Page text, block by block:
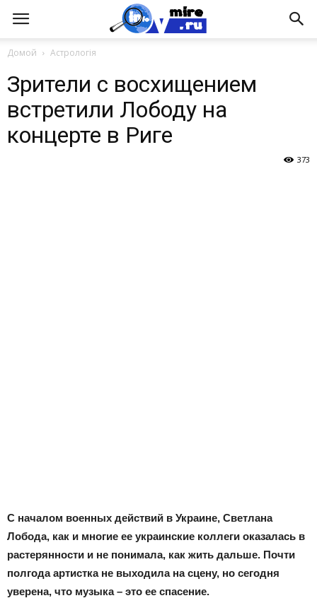
Домой Астрологія
Зрители с восхищением
встретили Лободу на
концерте в Риге
373
С началом военных действий в Украине, Светлана
Лобода, как и многие ее украинские коллеги оказалась в
растерянности и не понимала, как жить дальше. Почти
полгода артистка не выходила на сцену, но сегодня
уверена, что музыка – это ее спасение.